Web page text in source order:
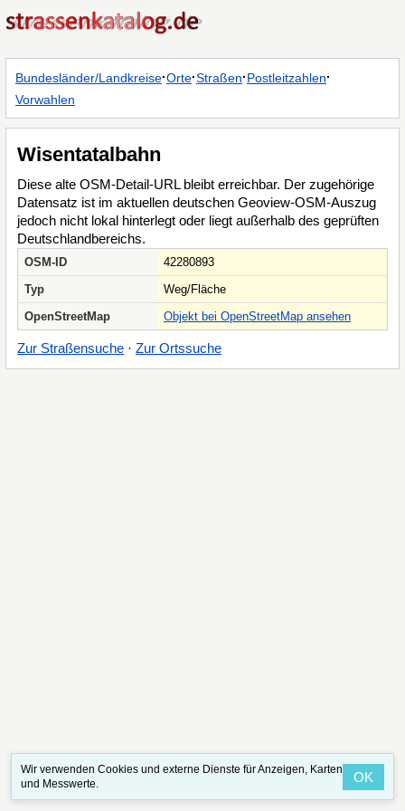
Bundesländer/Landkreise·Orte·Straßen·Postleitzahlen·
Vorwahlen
Wisentatalbahn
Diese alte OSM-Detail-URL bleibt erreichbar. Der zugehörige
Datensatz ist im aktuellen deutschen Geoview-OSM-Auszug
jedoch nicht lokal hinterlegt oder liegt außerhalb des geprüften
Deutschlandbereichs.
OSM-ID
42280893
Typ
Weg/Fläche
OpenStreetMap
Objekt bei OpenStreetMap ansehen
Zur Straßensuche · Zur Ortssuche
Wir verwenden Cookies und externe Dienste für Anzeigen, Karten
und Messwerte.
OK